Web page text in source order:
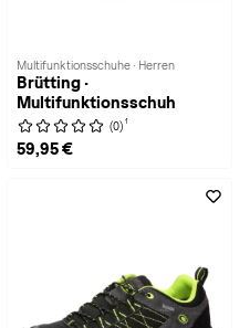
Multifunktionsschuhe · Herren
Brütting ·
Multifunktionsschuh
(0) 1
59,95 €